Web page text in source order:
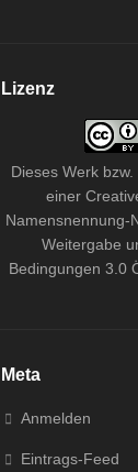
Lizenz
Dieses Werk bzw.
einer
Namensnennung-
Weitergabe
Bedingungen 3.0
Meta
Anmelden
Eintrags-Feed